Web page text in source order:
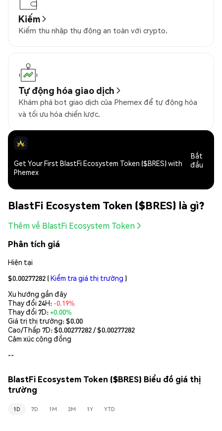
Kiếm
Kiếm thu nhập thụ động an toàn với crypto.
Tự động hóa giao dịch
Khám phá bot giao dịch của Phemex để tự động hóa
và tối ưu hóa chiến lược.
Get Your First BlastFi Ecosystem Token ($BRES) with
Phemex
Bắt
đầu
BlastFi Ecosystem Token ($BRES) là gì?
Thêm về BlastFi Ecosystem Token
Phân tích giá
Hiện tại
$0.00277282 (Kiểm tra giá thị trường )
Xu hướng gần đây
Thay đổi 24H: -0.19%
Thay đổi 7D:+0.00%
Giá trị thị trường:$0.00
Cao/Thấp 7D: $0.00277282/ $0.00277282
Cảm xúc cộng đồng
--
BlastFi Ecosystem Token ($BRES) Biểu đồ giá thị
trường
1D 7D 1M 3M 1Y YTD